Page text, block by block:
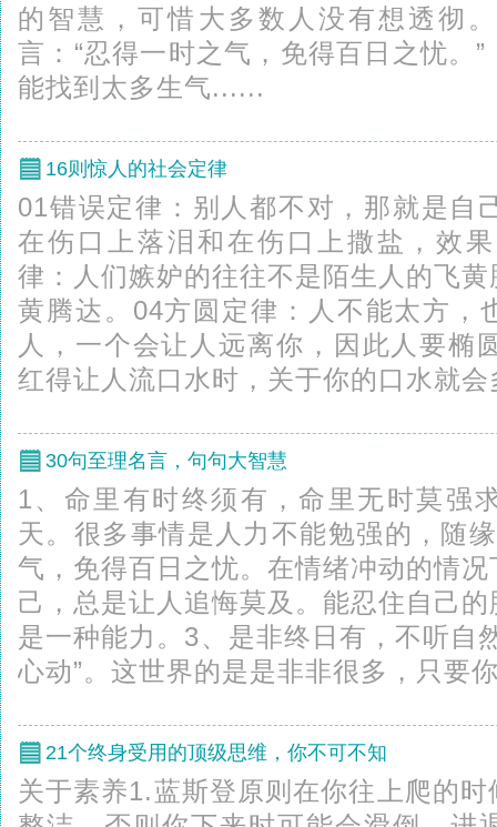
的智慧，可惜大多数人没有想透
言：“忍得一时之气，免得百日之忧
能找到太多生气......
16则惊人的社会定律
01错误定律：别人都不对，那就是自
在伤口上落泪和在伤口上撒盐，效
律：人们嫉妒的往往不是陌生人的飞
黄腾达。04方圆定律：人不能太方，
人，一个会让人远离你，因此人要椭
红得让人流口水时，关于你的口水就
30句至理名言，句句大智慧
1、命里有时终须有，命里无时莫强
天。很多事情是人力不能勉强的，随
气，免得百日之忧。在情绪冲动的情
己，总是让人追悔莫及。能忍住自己
是一种能力。3、是非终日有，不听自
心动”。这世界的是是非非很多，只要
21个终身受用的顶级思维，你不可不知
关于素养1.蓝斯登原则在你往上爬的